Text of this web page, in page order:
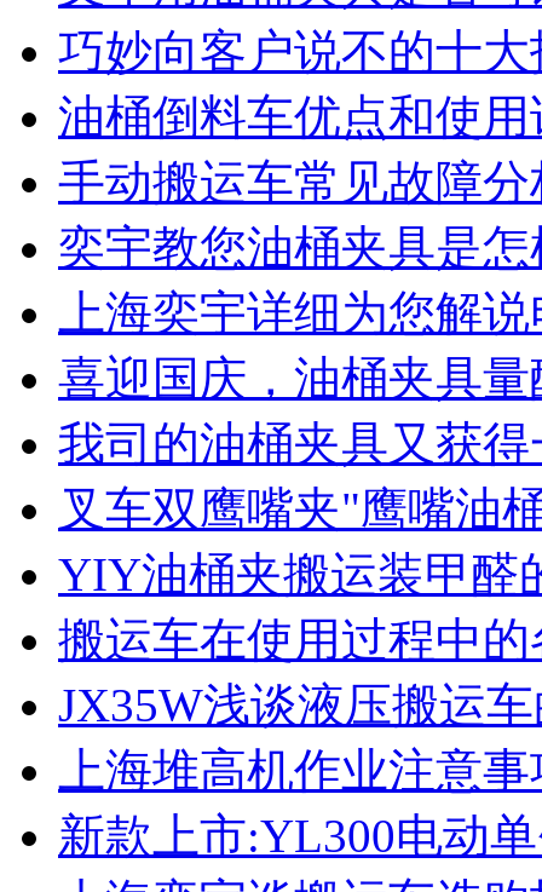
巧妙向客户说不的十大
油桶倒料车优点和使用
手动搬运车常见故障
奕宇教您油桶夹具是
上海奕宇详细为您解
喜迎国庆，油桶夹具量
我司的油桶夹具又获
叉车双鹰嘴夹"鹰嘴油
YIY油桶夹搬运装甲
搬运车在使用过程中
JX35W浅谈液压搬运
上海堆高机作业注意
新款上市:YL300电动